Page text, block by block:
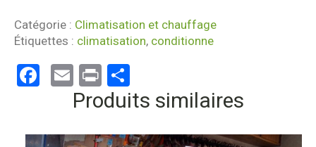
Catégorie : Climatisation et chauffage
Étiquettes : climatisation, conditionne
Facebook
Email
Print
Produits similaires